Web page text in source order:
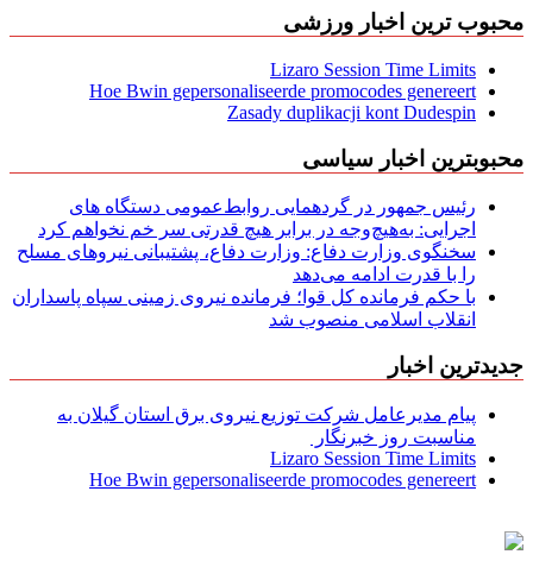
محبوب ترین اخبار ورزشی
Lizaro Session Time Limits
Hoe Bwin gepersonaliseerde promocodes genereert
Zasady duplikacji kont Dudespin
محبوبترین اخبار سیاسی
رئیس جمهور در گردهمایی روابط‌عمومی دستگاه های
اجرایی: به‌هیچ‌وجه در برابر هیچ قدرتی سر خم نخواهم کرد
سخنگوی وزارت دفاع: وزارت دفاع، پشتیبانی نیرو‌های مسلح
را با قدرت ادامه می‌دهد
با حکم فرمانده کل قوا؛ فرمانده نیروی زمینی سپاه پاسداران
انقلاب اسلامی منصوب شد
جدیدترین اخبار
پیام مدیرعامل شركت توزیع نیروی برق استان گیلان به
مناسبت روز خبرنگار ‌
Lizaro Session Time Limits
Hoe Bwin gepersonaliseerde promocodes genereert